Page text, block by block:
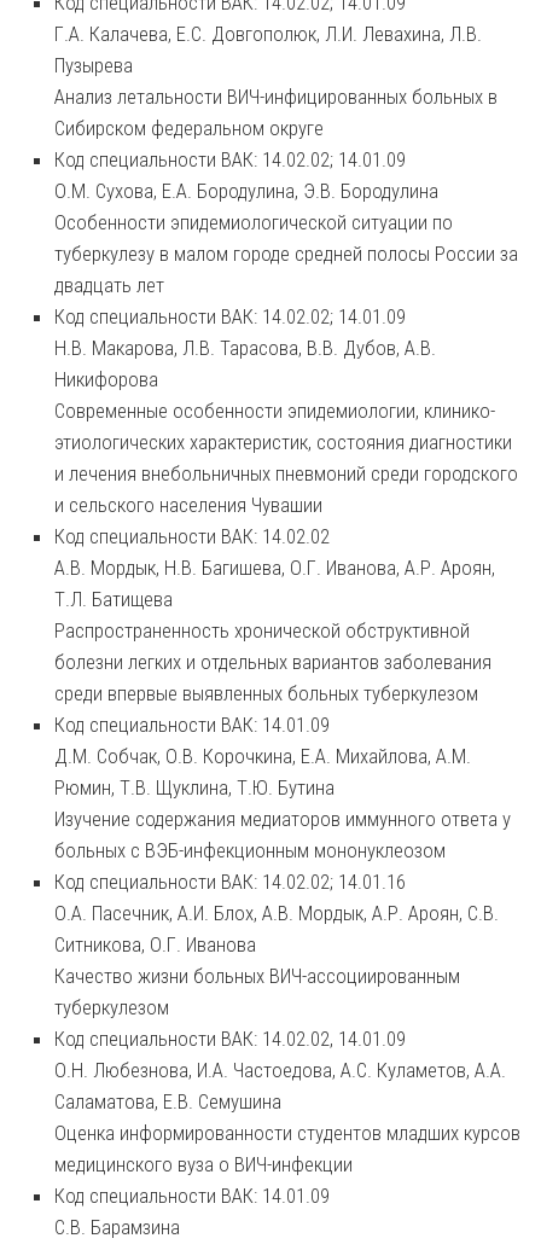
Г.А. Калачева, Е.С. Довгополюк, Л.И. Левахина, Л.В.
Пузырева
Анализ летальности ВИЧ-инфицированных больных в
Сибирском федеральном округе
Код специальности ВАК: 14.02.02; 14.01.09
О.М. Сухова, Е.А. Бородулина, Э.В. Бородулина
Особенности эпидемиологической ситуации по
туберкулезу в малом городе средней полосы России за
двадцать лет
Код специальности ВАК: 14.02.02; 14.01.09
Н.В. Макарова, Л.В. Тарасова, В.В. Дубов, А.В.
Никифорова
Современные особенности эпидемиологии, клинико-
этиологических характеристик, состояния диагностики
и лечения внебольничных пневмоний среди городского
и сельского населения Чувашии
Код специальности ВАК: 14.02.02
А.В. Мордык, Н.В. Багишева, О.Г. Иванова, А.Р. Ароян,
Т.Л. Батищева
Распространенность хронической обструктивной
болезни легких и отдельных вариантов заболевания
среди впервые выявленных больных туберкулезом
Код специальности ВАК: 14.01.09
Д.М. Собчак, О.В. Корочкина, Е.А. Михайлова, А.М.
Рюмин, Т.В. Щуклина, Т.Ю. Бутина
Изучение содержания медиаторов иммунного ответа у
больных с ВЭБ-инфекционным мононуклеозом
Код специальности ВАК: 14.02.02; 14.01.16
О.А. Пасечник, А.И. Блох, А.В. Мордык, А.Р. Ароян, С.В.
Ситникова, О.Г. Иванова
Качество жизни больных ВИЧ-ассоциированным
туберкулезом
Код специальности ВАК: 14.02.02, 14.01.09
О.Н. Любезнова, И.А. Частоедова, А.С. Куламетов, А.А.
Саламатова, Е.В. Семушина
Оценка информированности студентов младших курсов
медицинского вуза о ВИЧ-инфекции
Код специальности ВАК: 14.01.09
С.В. Барамзина